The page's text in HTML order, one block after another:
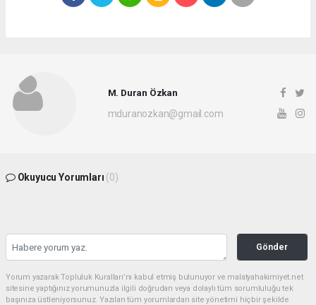
M. Duran Özkan
mduranozkan@gmail.com
Okuyucu Yorumları (0)
Gönder
Yorum yazarak Topluluk Kuralları’nı kabul etmiş bulunuyor ve malatyahakimiyet.net
sitesine yaptığınız yorumunuzla ilgili doğrudan veya dolaylı tüm sorumluluğu tek
başınıza üstleniyorsunuz. Yazılan tüm yorumlardan site yönetimi hiçbir şekilde